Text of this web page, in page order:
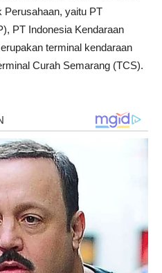
Perusahaan, yaitu PT
PT Indonesia Kendaraan
terminal kendaraan
Curah Semarang (TCS).